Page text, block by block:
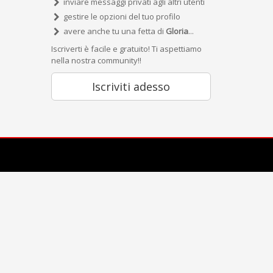
gestire le opzioni del tuo profilo
avere anche tu una fetta di Gloria...
Iscriverti è facile e gratuito! Ti aspettiamo
nella nostra community!!
Iscriviti adesso